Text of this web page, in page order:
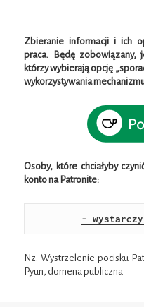
Zbieranie informacji i ich
praca. Będę zobowiązany,
którzy wybierają opcję
wykorzystywania
Osoby, które chciałyby
konto na Patronite:
-
Nz. Wystrzelenie pocisku
Pyun, domena publiczna